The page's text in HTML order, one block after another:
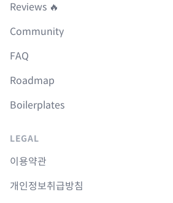
Reviews 🔥
Community
FAQ
Roadmap
Boilerplates
LEGAL
이용약관
개인정보취급방침